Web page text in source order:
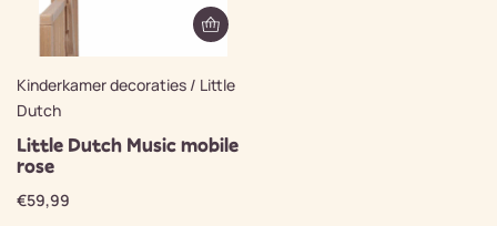
Kinderkamer decoraties / Little
Dutch
Little Dutch Music mobile
rose
€59,99